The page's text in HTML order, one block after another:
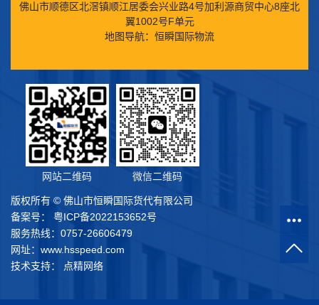
佛山市顺德区北滘镇顺江居委会兴业路4号加利源商贸中心8座北
翼1002号F单元
地图导航：恒瞬国际物流
网站二维码 微信二维码
版权所有 © 佛山市恒瞬国际货代有限公司
备案号： 粤ICP备2022153652号
服务热线：0757-26606479
网址：www.hsspeed.com
技术支持： 点精网络